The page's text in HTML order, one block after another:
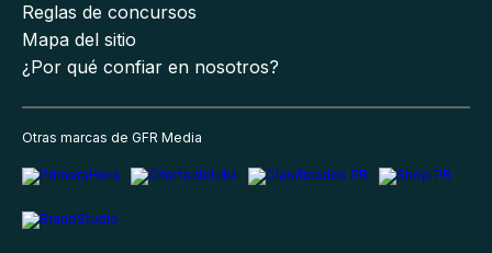
Reglas de concursos
Mapa del sitio
¿Por qué confiar en nosotros?
Otras marcas de GFR Media